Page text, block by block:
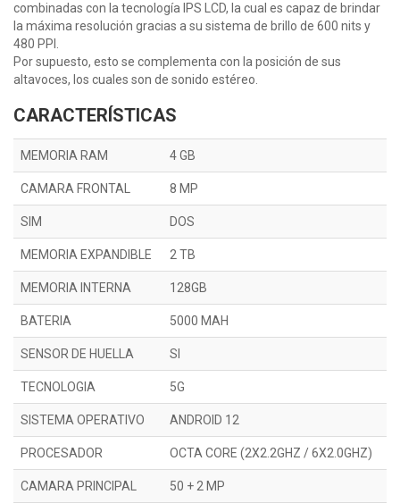
combinadas con la tecnología IPS LCD, la cual es capaz de brindar
la máxima resolución gracias a su sistema de brillo de 600 nits y
480 PPI.
Por supuesto, esto se complementa con la posición de sus
altavoces, los cuales son de sonido estéreo.
CARACTERÍSTICAS
MEMORIA RAM 4 GB
CAMARA FRONTAL 8 MP
SIM DOS
MEMORIA EXPANDIBLE 2 TB
MEMORIA INTERNA 128GB
BATERIA 5000 MAH
SENSOR DE HUELLA SI
TECNOLOGIA 5G
SISTEMA OPERATIVO ANDROID 12
PROCESADOR OCTA CORE (2X2.2GHZ / 6X2.0GHZ)
CAMARA PRINCIPAL 50 + 2 MP